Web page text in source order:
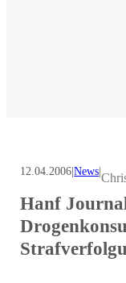
12.04.2006|News|
Hanf